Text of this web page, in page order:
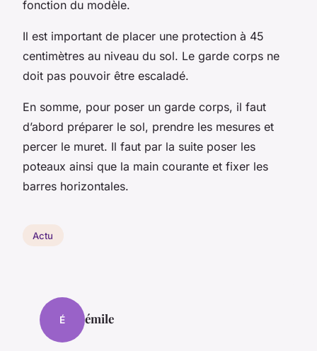
fonction du modèle.
Il est important de placer une protection à 45
centimètres au niveau du sol. Le garde corps ne
doit pas pouvoir être escaladé.
En somme, pour poser un garde corps, il faut
d’abord préparer le sol, prendre les mesures et
percer le muret. Il faut par la suite poser les
poteaux ainsi que la main courante et fixer les
barres horizontales.
Actu
É émile